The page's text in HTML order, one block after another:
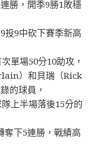
勝，開季9勝1敗穩
投9中砍下賽季新高
單場50分10助攻，
）和貝瑞（Rick
的球員，
上半場落後15分的
奪下5連勝，戰績高